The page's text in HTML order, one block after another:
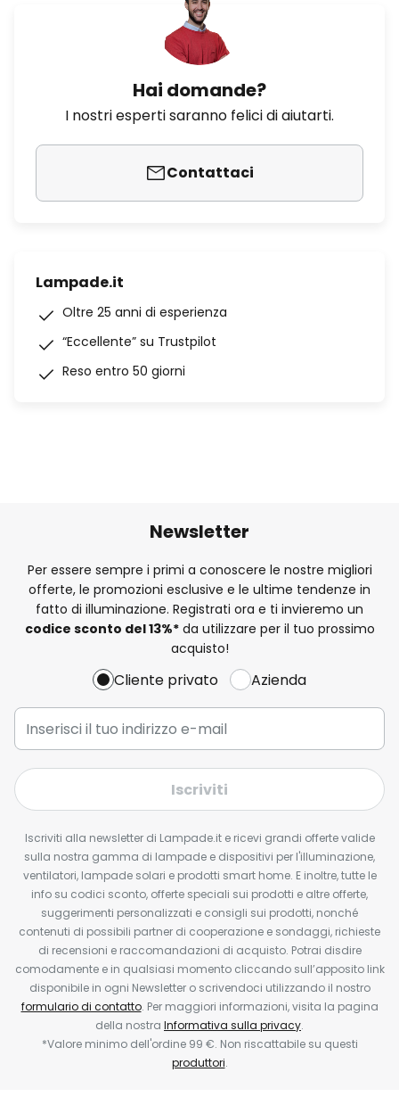
Hai domande?
I nostri esperti saranno felici di aiutarti.
Contattaci
Lampade.it
Oltre 25 anni di esperienza
“Eccellente” su Trustpilot
Reso entro 50 giorni
Newsletter
Per essere sempre i primi a conoscere le nostre migliori
offerte, le promozioni esclusive e le ultime tendenze in
fatto di illuminazione. Registrati ora e ti invieremo un
codice sconto del13%*da utilizzare per il tuo prossimo
acquisto!
Cliente privato Azienda
Iscriviti
Iscriviti alla newsletter di Lampade.it e ricevi grandi offerte valide
sulla nostra gamma di lampade e dispositivi per l'illuminazione,
ventilatori, lampade solari e prodotti smart home. E inoltre, tutte le
info su codici sconto, offerte speciali sui prodotti e altre offerte,
suggerimenti personalizzati e consigli sui prodotti, nonché
contenuti di possibili partner di cooperazione e sondaggi, richieste
di recensioni e raccomandazioni di acquisto. Potrai disdire
comodamente e in qualsiasi momento cliccando sull’apposito link
disponibile in ogni Newsletter o scrivendoci utilizzando il nostro
formulario di contatto. Per maggiori informazioni, visita la pagina
della nostra Informativa sulla privacy.
*Valore minimo dell'ordine 99 €. Non riscattabile su questi
produttori.